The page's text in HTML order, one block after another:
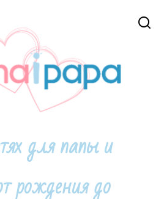
для папы и
рождения до